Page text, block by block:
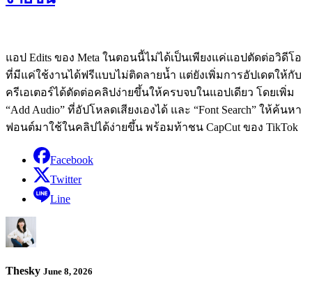
แอป Edits ของ Meta ในตอนนี้ไม่ได้เป็นเพียงแค่แอปตัดต่อวิดีโอ
ที่มีแค่ใช้งานได้ฟรีแบบไม่ติดลายน้ำ แต่ยังเพิ่มการอัปเดตให้กับ
ครีเอเตอร์ได้ตัดต่อคลิปง่ายขึ้นให้ครบจบในแอปเดียว โดยเพิ่ม
“Add Audio” ที่อัปโหลดเสียงเองได้ และ “Font Search” ให้ค้นหา
ฟอนต์มาใช้ในคลิปได้ง่ายขึ้น พร้อมท้าชน CapCut ของ TikTok
Facebook
Twitter
Line
Thesky June 8, 2026